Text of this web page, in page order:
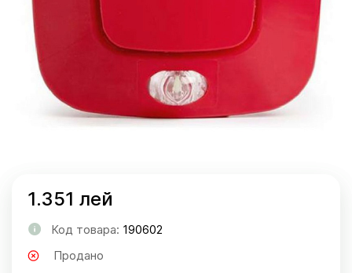
1.351 лей
Код товара: 190602
Продано